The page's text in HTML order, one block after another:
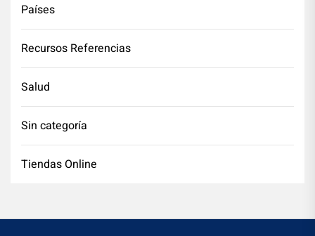
Países
Recursos Referencias
Salud
Sin categoría
Tiendas Online